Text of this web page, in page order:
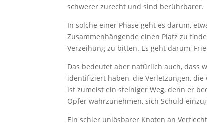
schwerer zurecht und sind berührbarer.
In solche einer Phase geht es darum,
Zusammenhängende einen Platz zu
Verzeihung zu bitten. Es geht darum,
Das bedeutet aber natürlich auch, dass
identifiziert haben, die Verletzungen,
ist zumeist ein steiniger Weg, denn er
Opfer wahrzunehmen, sich Schuld
Ein schier unlösbarer Knoten an